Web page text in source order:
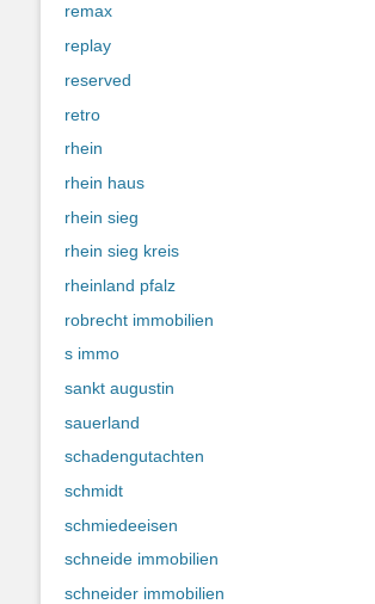
remax
replay
reserved
retro
rhein
rhein haus
rhein sieg
rhein sieg kreis
rheinland pfalz
robrecht immobilien
s immo
sankt augustin
sauerland
schadengutachten
schmidt
schmiedeeisen
schneide immobilien
schneider immobilien